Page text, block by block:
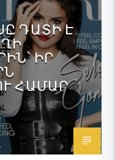
ԴԱՏԻ Է
ԻՐ
ՀԱՄԱՐ